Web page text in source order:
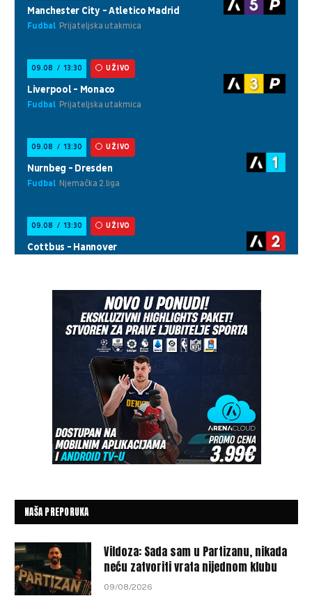
NAŠA PREPORUKA
Vildoza: Sada sam u Partizanu, nikada
neću zatvoriti vrata nijednom klubu
09/08/2026